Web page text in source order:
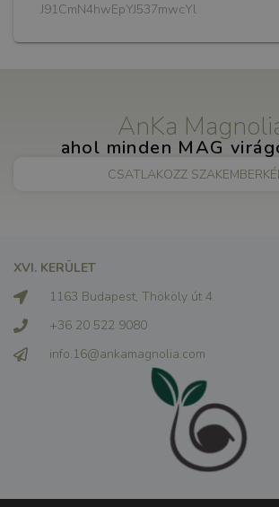
J91CmN4hwEpYJ537mwcYl
AnKa
ahol minden MAG
CSATLAKOZZ
XVI. KERÜLET
1163 Budapest, Thököly út 4.
+36 20 522 9080
info.16@ankamagnolia.com